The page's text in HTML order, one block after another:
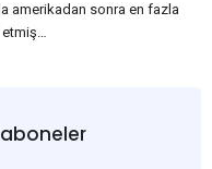
amerikadan sonra en fazla
satmayı